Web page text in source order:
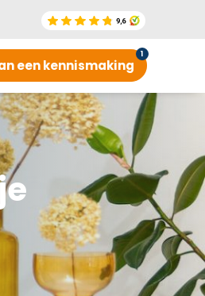
een kennismaking